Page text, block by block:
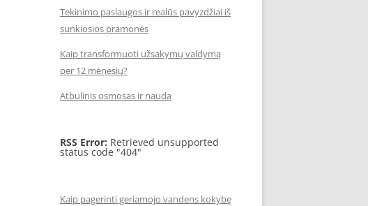
Tekinimo paslaugos ir realūs pavyzdžiai iš
sunkiosios pramonės
Kaip transformuoti užsakymų valdymą
per 12 mėnesių?
Atbulinis osmosas ir nauda
RSS Error: Retrieved unsupported
status code "404"
Kaip pagerinti geriamojo vandens kokybę